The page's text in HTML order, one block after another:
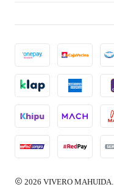
2026 VIVERO MAHUIDA.